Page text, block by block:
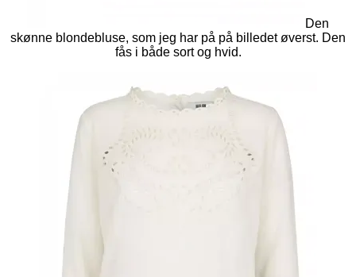
Den
skønne blondebluse, som jeg har på på billedet øverst. Den
fås i både sort og hvid.